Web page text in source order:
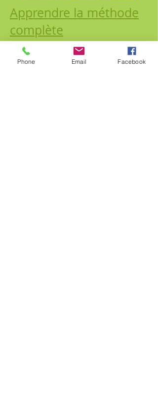
Apprendre la méthode
complète
Formation FDB
Phone Email Facebook